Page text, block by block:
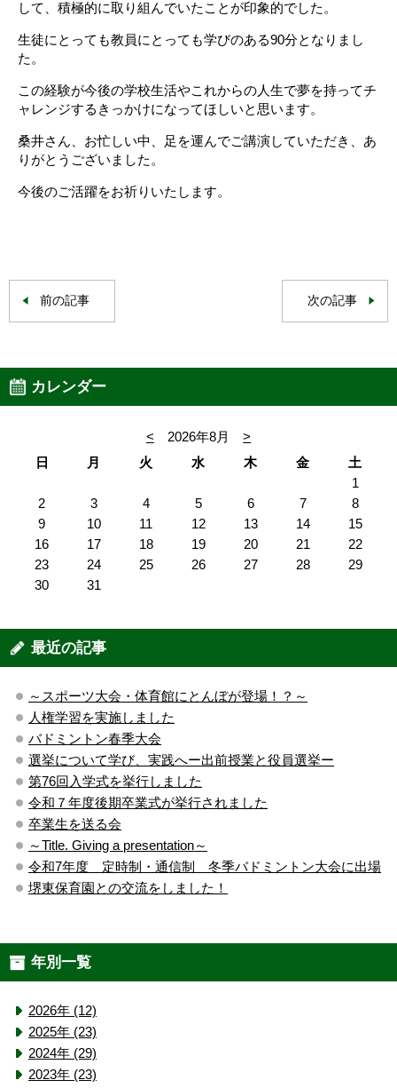
して、積極的に取り組んでいたことが印象的でした。
生徒にとっても教員にとっても学びのある90分となりまし
た。
この経験が今後の学校生活やこれからの人生で夢を持ってチ
ャレンジするきっかけになってほしいと思います。
桑井さん、お忙しい中、足を運んでご講演していただき、あ
りがとうございました。
今後のご活躍をお祈りいたします。
前の記事 次の記事
カレンダー
< 2026年8月
>
日
月 火 水 木 金
土
1
2
3 4 5 6 7
8
9
10 11 12 13 14
15
16
17 18 19 20 21
22
23
24 25 26 27 28
29
30
31
最近の記事
～スポーツ大会・体育館にとんぼが登場！？～
人権学習を実施しました
バドミントン春季大会
選挙について学び、実践へー出前授業と役員選挙ー
第76回入学式を挙行しました
令和７年度後期卒業式が挙行されました
卒業生を送る会
～Title. Giving a presentation～
令和7年度 定時制・通信制 冬季バドミントン大会に出場
堺東保育園との交流をしました！
年別一覧
2026年 (12)
2025年 (23)
2024年 (29)
2023年 (23)